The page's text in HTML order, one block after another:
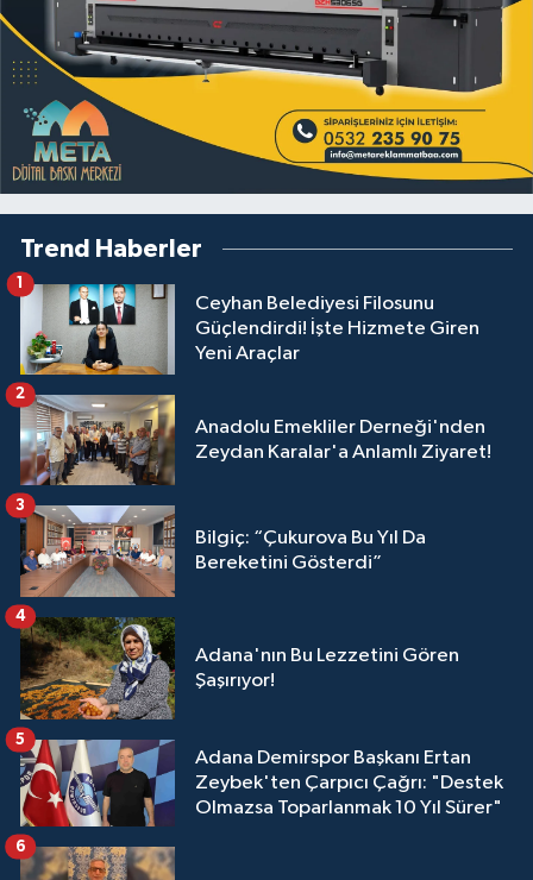
Trend Haberler
Ceyhan Belediyesi Filosunu
Güçlendirdi! İşte Hizmete Giren
Yeni Araçlar
1
Anadolu Emekliler Derneği'nden
Zeydan Karalar'a Anlamlı Ziyaret!
2
Bilgiç: “Çukurova Bu Yıl Da
Bereketini Gösterdi”
3
Adana'nın Bu Lezzetini Gören
Şaşırıyor!
4
Adana Demirspor Başkanı Ertan
Zeybek'ten Çarpıcı Çağrı: "Destek
Olmazsa Toparlanmak 10 Yıl Sürer"
5
6